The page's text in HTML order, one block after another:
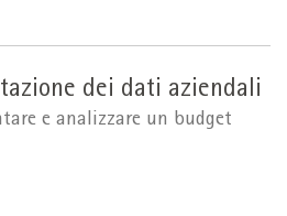
dei dati aziendali
e analizzare un budget